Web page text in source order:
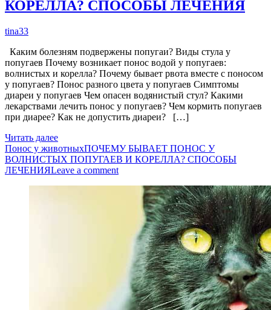
КОРЕЛЛА? СПОСОБЫ ЛЕЧЕНИЯ
tina33
Каким болезням подвержены попугаи? Виды стула у
попугаев Почему возникает понос водой у попугаев:
волнистых и корелла? Почему бывает рвота вместе с поносом
у попугаев? Понос разного цвета у попугаев Симптомы
диареи у попугаев Чем опасен водянистый стул? Какими
лекарствами лечить понос у попугаев? Чем кормить попугаев
при диарее? Как не допустить диареи? […]
Читать далее
Понос у животныхПОЧЕМУ БЫВАЕТ ПОНОС У
ВОЛНИСТЫХ ПОПУГАЕВ И КОРЕЛЛА? СПОСОБЫ
ЛЕЧЕНИЯLeave a comment